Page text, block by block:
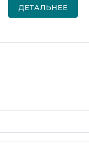
ДЕТАЛЬНЕЕ